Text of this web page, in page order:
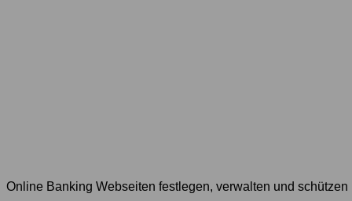
Online Banking Webseiten festlegen, verwalten und schützen